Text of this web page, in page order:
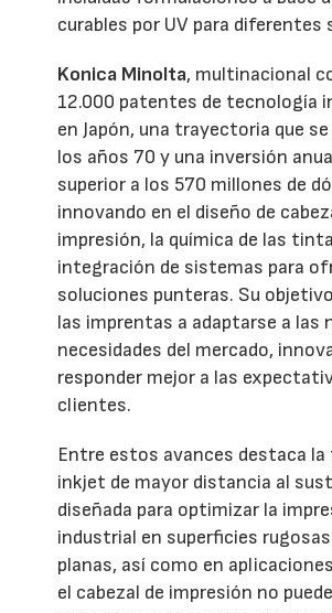
curables por UV para
Konica Minolta, multinacional
12.000 patentes de tecnología
en Japón, una trayectoria que
los años 70 y una inversión
superior a los 570 millones de
innovando en el diseño de
impresión, la química de las
integración de sistemas para
soluciones punteras. Su
las imprentas a adaptarse a las
necesidades del mercado,
responder mejor a las
clientes.
Entre estos avances destaca
inkjet de mayor distancia al
diseñada para optimizar la
industrial en superficies
planas, así como en
el cabezal de impresión no